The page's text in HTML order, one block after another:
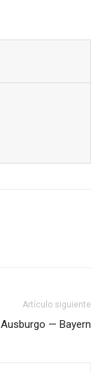
Artículo siguiente
Ausburgo — Bayern